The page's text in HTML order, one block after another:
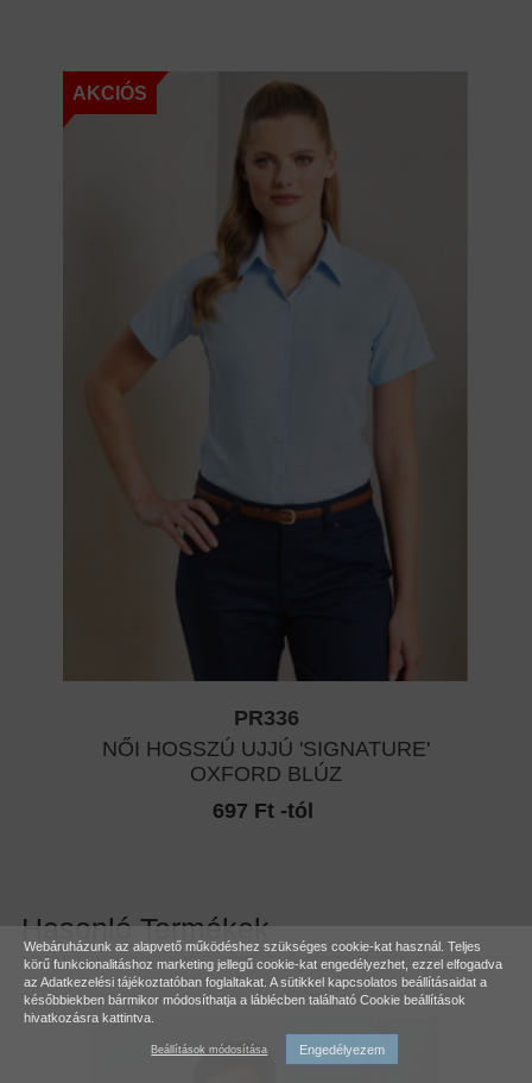
Webáruházunk az alapvető működéshez szükséges cookie-kat használ. Teljes
körű funkcionalitáshoz marketing jellegű cookie-kat engedélyezhet, ezzel elfogadva
az Adatkezelési tájékoztatóban foglaltakat. A sütikkel kapcsolatos beállításaidat a
későbbiekben bármikor módosíthatja a láblécben található Cookie beállítások
hivatkozásra kattintva.
Beállítások módosítása Engedélyezem
AKCIÓS
PR336
NŐI HOSSZÚ UJJÚ 'SIGNATURE'
OXFORD BLÚZ
697 Ft -tól
Hasonló Termékek